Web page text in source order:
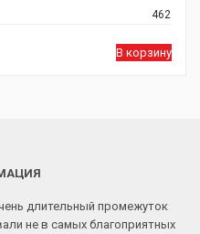
462
В корзину
длительный промежуток
не в самых благоприятных